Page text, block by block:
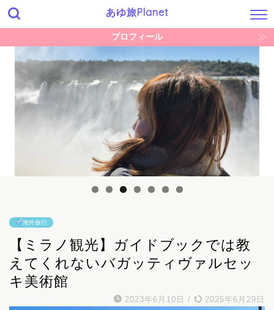
あゆ旅Planet
プロフィール
海外旅行
【ミラノ観光】ガイドブックでは教
えてくれないバガッティヴァルセッ
キ美術館
2023年6月10日 / 2025年6月29日